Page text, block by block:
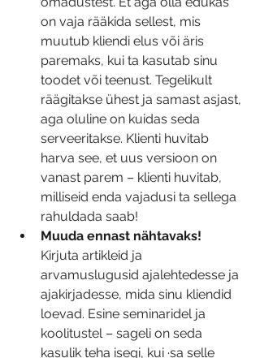
on vaja rääkida sellest, mis
muutub kliendi elus või äris
paremaks, kui ta kasutab sinu
toodet või teenust. Tegelikult
räägitakse ühest ja samast asjast,
aga oluline on kuidas seda
serveeritakse. Klienti huvitab
harva see, et uus versioon on
vanast parem – klienti huvitab,
milliseid enda vajadusi ta sellega
rahuldada saab!
Muuda ennast nähtavaks!
Kirjuta artikleid ja
arvamuslugusid ajalehtedesse ja
ajakirjadesse, mida sinu kliendid
loevad. Esine seminaridel ja
koolitustel – sageli on seda
kasulik teha isegi, kui ·sa selle